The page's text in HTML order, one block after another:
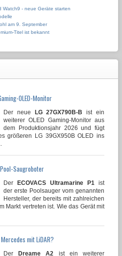
Watch9 - neue Geräte starten
am 9. September
Titel ist bekannt
OLED-Monitor
Der neue LG 27GX790B-B
ist ein
weiterer OLED Gaming-Monitor aus
dem Produktionsjahr 2026 und fügt
größeren LG 39GX950B OLED ins
Saugroboter
Der ECOVACS Ultramarine P1 ist
der erste Poolsauger vom genannten
Hersteller, der bereits mit zahlreichen
Markt vertreten ist. Wie das Gerät mit
mit LiDAR?
Der Dreame A2 ist ein weiterer